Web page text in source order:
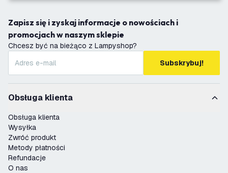
Zapisz się i zyskaj informacje o nowościach i
promocjach w naszym sklepie
Chcesz być na bieżąco z Lampyshop?
Subskrybuj!
Obsługa klienta
Obsługa klienta
Wysyłka
Zwróć produkt
Metody płatności
Refundacje
O nas